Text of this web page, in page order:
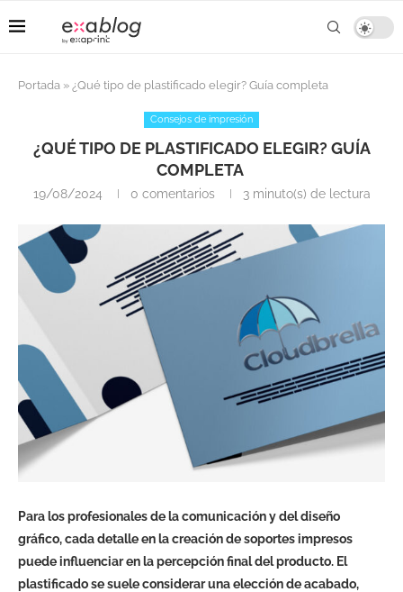
Portada » ¿Qué tipo de plastificado elegir? Guía completa
Consejos de impresión
¿QUÉ TIPO DE PLASTIFICADO ELEGIR? GUÍA
COMPLETA
19/08/2024 0 comentarios 3 minuto(s) de lectura
Para los profesionales de la comunicación y del diseño
gráfico, cada detalle en la creación de soportes impresos
puede influenciar en la percepción final del producto. El
plastificado se suele considerar una elección de acabado,